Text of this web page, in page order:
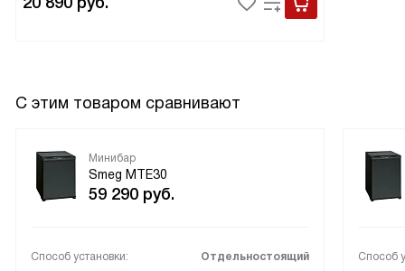
С этим товаром сравнивают
Минибар
Smeg MTE30
59 290 руб.
Способ установки:
Отдельностоящий
Способ